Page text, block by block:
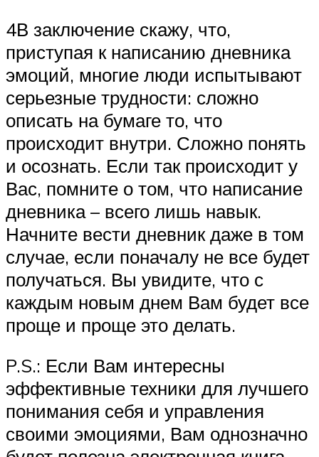
4В заключение скажу, что,
приступая к написанию дневника
эмоций, многие люди испытывают
серьезные трудности: сложно
описать на бумаге то, что
происходит внутри. Сложно понять
и осознать. Если так происходит у
Вас, помните о том, что написание
дневника – всего лишь навык.
Начните вести дневник даже в том
случае, если поначалу не все будет
получаться. Вы увидите, что с
каждым новым днем Вам будет все
проще и проще это делать.
P.S.: Если Вам интересны
эффективные техники для лучшего
понимания себя и управления
своими эмоциями, Вам однозначно